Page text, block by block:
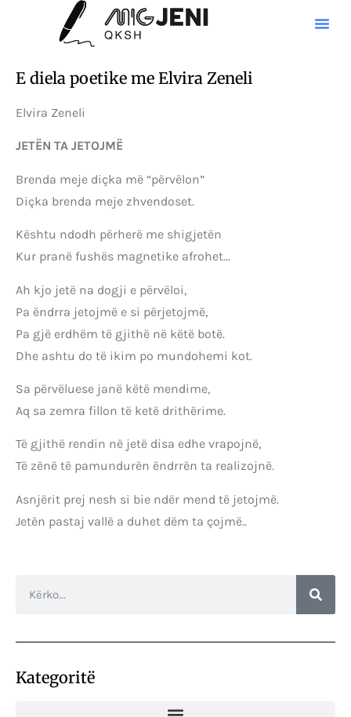
E diela poetike me Elvira Zeneli
Elvira Zeneli
JETËN TA JETOJMË
Brenda meje diçka më “përvëlon”
Diçka brenda meje zhvendoset.
Kështu ndodh përherë me shigjetën
Kur pranë fushës magnetike afrohet…
Ah kjo jetë na dogji e përvëloi,
Pa ëndrra jetojmë e si përjetojmë,
Pa gjë erdhëm të gjithë në këtë botë.
Dhe ashtu do të ikim po mundohemi kot.
Sa përvëluese janë këtë mendime,
Aq sa zemra fillon të ketë drithërime.
Të gjithë rendin në jetë disa edhe vrapojnë,
Të zënë të pamundurën ëndrrën ta realizojnë.
Asnjërit prej nesh si bie ndër mend të jetojmë.
Jetën pastaj vallë a duhet dëm ta çojmë..
Kategoritë